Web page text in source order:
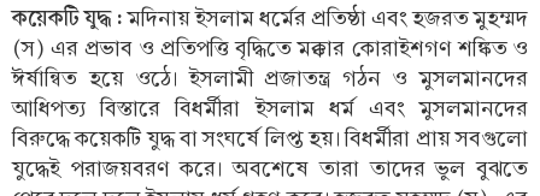
কয়েকটি যুদ্ধ :মদিনায় ইসলাম ধর্মের প্রতিষ্ঠা এবং হজরত মুহম্মদ
(স) এর প্রভাব ও প্রতিপত্তি বৃদ্ধিতে মক্কার কোরাইশগণ শঙ্কিত ও
ঈর্ষান্বিত হয়ে ওঠে। ইসলামী প্রজাতন্ত্র গঠন ও মুসলমানদের
আধিপত্য বিস্তারে বিধর্মীরা ইসলাম ধর্ম এবং মুসলমানদের
বিরুদ্ধে কয়েকটি যুদ্ধ বা সংঘর্ষে লিপ্ত হয়। বিধর্মীরা প্রায় সবগুলো
যুদ্ধেই পরাজয়বরণ করে। অবশেষে তারা তাদের ভুল বুঝতে